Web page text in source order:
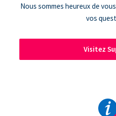
Nous sommes heureux de
vos
Visitez